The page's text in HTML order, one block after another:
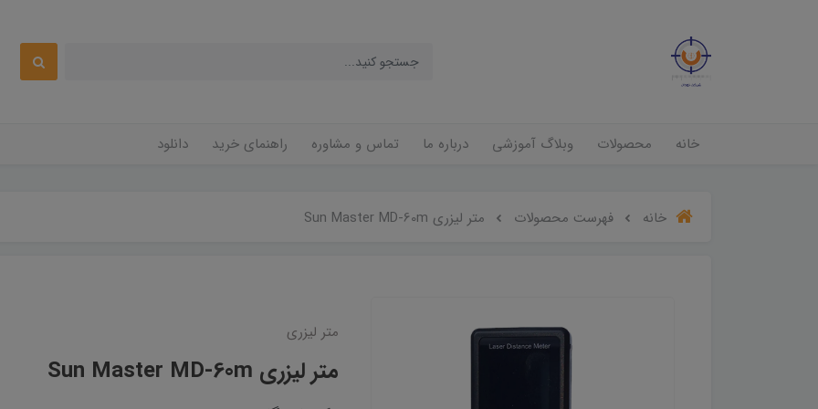
خانه محصولات وبلاگ آموزشی درباره ما تماس و مشاوره راهنمای خرید دانلود
خانه فهرست محصولات متر لیزری Sun Master MD-60m
متر لیزری
متر لیزری Sun Master MD-60m